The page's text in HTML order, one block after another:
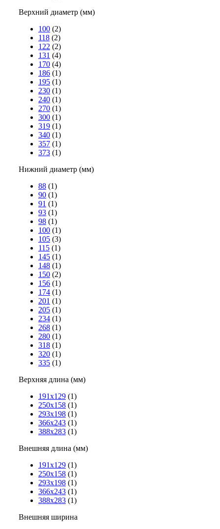
Верхний диаметр (мм)
100 (2)
118 (2)
122 (2)
131 (4)
170 (4)
186 (1)
195 (1)
230 (1)
240 (1)
270 (1)
300 (1)
319 (1)
340 (1)
357 (1)
373 (1)
Нижний диаметр (мм)
88 (1)
90 (1)
91 (1)
93 (1)
98 (1)
100 (1)
105 (3)
115 (1)
145 (1)
148 (1)
150 (2)
156 (1)
174 (1)
201 (1)
205 (1)
234 (1)
268 (1)
280 (1)
318 (1)
320 (1)
335 (1)
Верхняя длина (мм)
191х129 (1)
250х158 (1)
293х198 (1)
366х243 (1)
388х283 (1)
Внешняя длина (мм)
191х129 (1)
250х158 (1)
293х198 (1)
366х243 (1)
388х283 (1)
Внешняя ширина